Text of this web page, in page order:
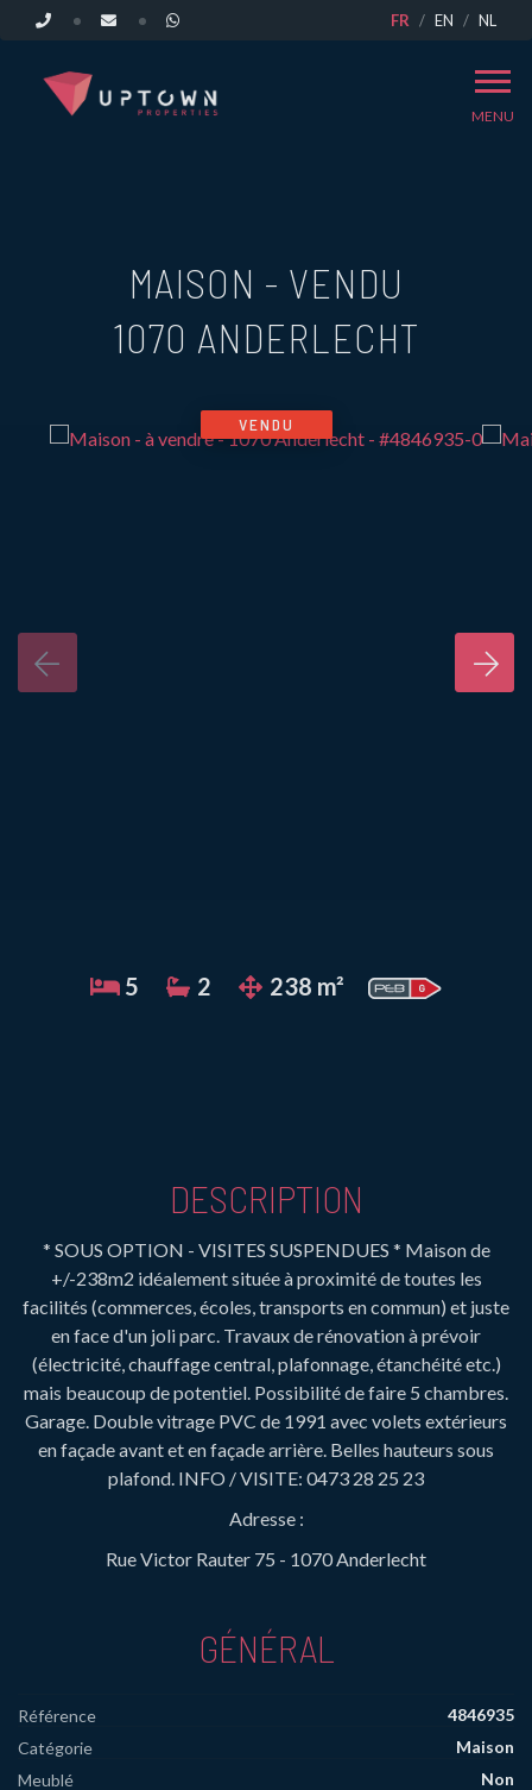
FR EN NL
MENU
MAISON - VENDU
1070 ANDERLECHT
VENDU
5 2 238 m²
DESCRIPTION
* SOUS OPTION - VISITES SUSPENDUES * Maison de
+/-238m2 idéalement située à proximité de toutes les
facilités (commerces, écoles, transports en commun) et juste
en face d'un joli parc. Travaux de rénovation à prévoir
(électricité, chauffage central, plafonnage, étanchéité etc.)
mais beaucoup de potentiel. Possibilité de faire 5 chambres.
Garage. Double vitrage PVC de 1991 avec volets extérieurs
en façade avant et en façade arrière. Belles hauteurs sous
plafond. INFO / VISITE: 0473 28 25 23
Adresse :
Rue Victor Rauter 75 - 1070 Anderlecht
GÉNÉRAL
Référence
4846935
Catégorie
Maison
Meublé
Non